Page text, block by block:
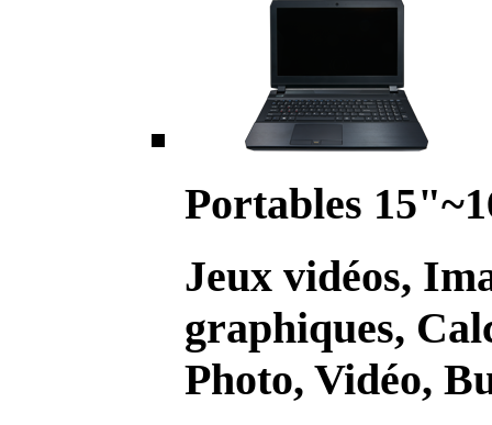
Portables
Jeux vidéos,
graphiques,
Photo, Vidéo,